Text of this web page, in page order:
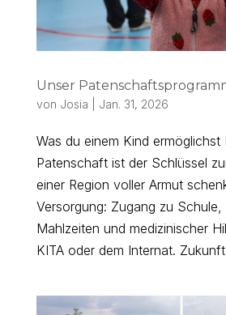
Unser
von Josia Jan. 31, 2026
Was du einem Kind ermöglichst
Patenschaft ist der Schlüssel
einer Region voller Armut
Versorgung: Zugang zu Schule,
Mahlzeiten und medizinischer
KITA oder dem Internat.